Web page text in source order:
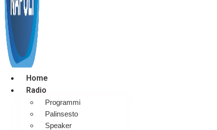
Home
Radio
Programmi
Palinsesto
Speaker